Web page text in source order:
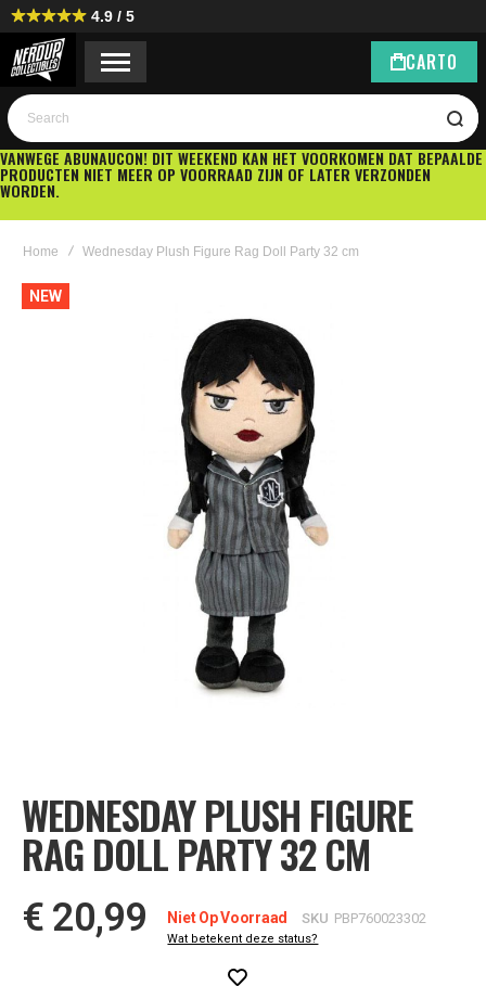
4.9 / 5
CART0
Search
VANWEGE ABUNAUCON! DIT WEEKEND KAN HET VOORKOMEN DAT BEPAALDE
PRODUCTEN NIET MEER OP VOORRAAD ZIJN OF LATER VERZONDEN
WORDEN.
Home Wednesday Plush Figure Rag Doll Party 32 cm
Ga
naar
begin
van
de
afbeeldingen-
NEW
WEDNESDAY PLUSH FIGURE
RAG DOLL PARTY 32 CM
€ 20,99 Niet Op Voorraad
Wat betekent deze status?
SKU PBP760023302